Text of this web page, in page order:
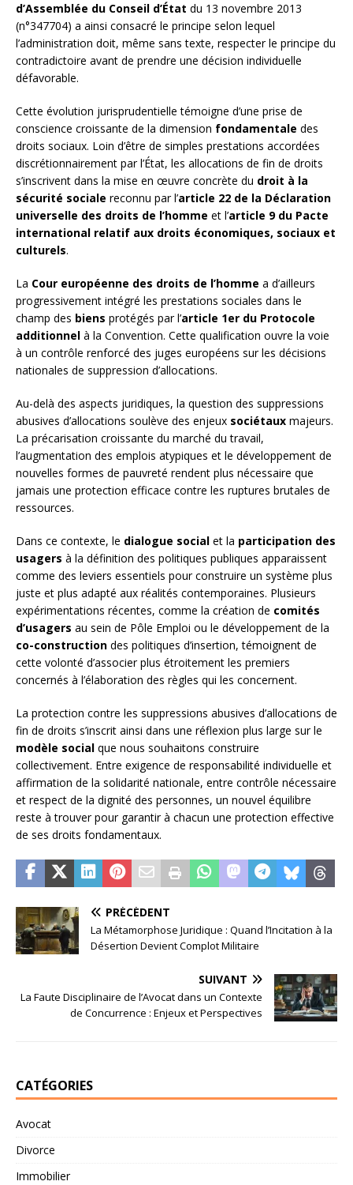
d’Assemblée du Conseil d’État du 13 novembre 2013
(n°347704) a ainsi consacré le principe selon lequel
l’administration doit, même sans texte, respecter le principe du
contradictoire avant de prendre une décision individuelle
défavorable.
Cette évolution jurisprudentielle témoigne d’une prise de
conscience croissante de la dimension fondamentale des
droits sociaux. Loin d’être de simples prestations accordées
discrétionnairement par l’État, les allocations de fin de droits
s’inscrivent dans la mise en œuvre concrète du droit à la
sécurité sociale reconnu par l’article 22 de la Déclaration
universelle des droits de l’homme et l’article 9 du Pacte
international relatif aux droits économiques, sociaux et
culturels.
La Cour européenne des droits de l’homme a d’ailleurs
progressivement intégré les prestations sociales dans le
champ des biens protégés par l’article 1er du Protocole
additionnel à la Convention. Cette qualification ouvre la voie
à un contrôle renforcé des juges européens sur les décisions
nationales de suppression d’allocations.
Au-delà des aspects juridiques, la question des suppressions
abusives d’allocations soulève des enjeux sociétaux majeurs.
La précarisation croissante du marché du travail,
l’augmentation des emplois atypiques et le développement de
nouvelles formes de pauvreté rendent plus nécessaire que
jamais une protection efficace contre les ruptures brutales de
ressources.
Dans ce contexte, le dialogue social et la participation des
usagers à la définition des politiques publiques apparaissent
comme des leviers essentiels pour construire un système plus
juste et plus adapté aux réalités contemporaines. Plusieurs
expérimentations récentes, comme la création de comités
d’usagers au sein de Pôle Emploi ou le développement de la
co-construction des politiques d’insertion, témoignent de
cette volonté d’associer plus étroitement les premiers
concernés à l’élaboration des règles qui les concernent.
La protection contre les suppressions abusives d’allocations de
fin de droits s’inscrit ainsi dans une réflexion plus large sur le
modèle social que nous souhaitons construire
collectivement. Entre exigence de responsabilité individuelle et
affirmation de la solidarité nationale, entre contrôle nécessaire
et respect de la dignité des personnes, un nouvel équilibre
reste à trouver pour garantir à chacun une protection effective
de ses droits fondamentaux.
PRÉCÉDENT
La Métamorphose Juridique : Quand l’Incitation à la
Désertion Devient Complot Militaire
SUIVANT
La Faute Disciplinaire de l’Avocat dans un Contexte
de Concurrence : Enjeux et Perspectives
CATÉGORIES
Avocat
Divorce
Immobilier